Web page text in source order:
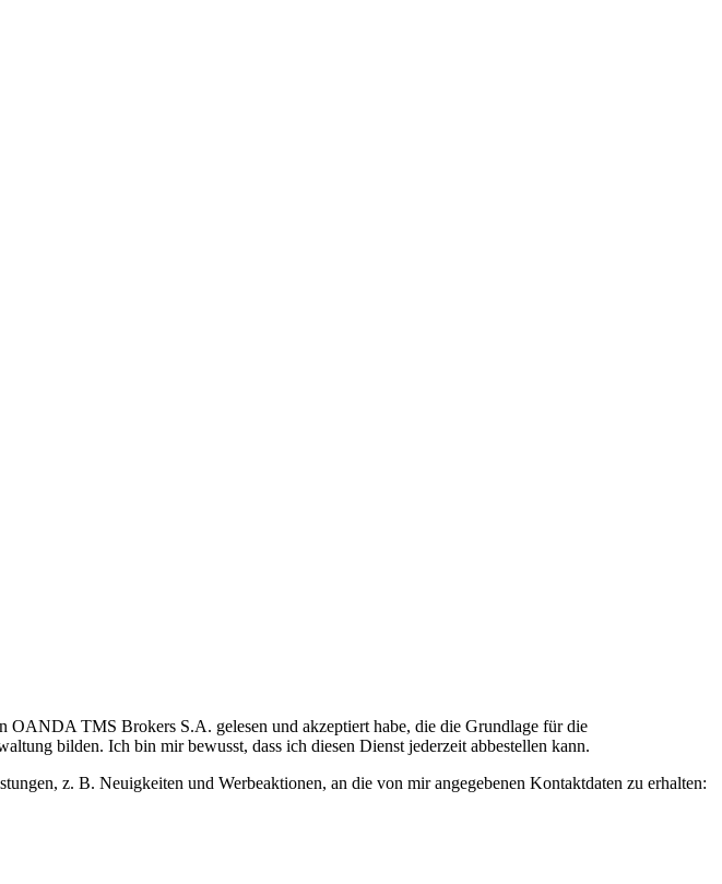
OANDA TMS Brokers S.A. gelesen und akzeptiert habe, die die Grundlage für die
bilden. Ich bin mir bewusst, dass ich diesen Dienst jederzeit abbestellen kann.
z. B. Neuigkeiten und Werbeaktionen, an die von mir angegebenen Kontaktdaten zu erhalten: